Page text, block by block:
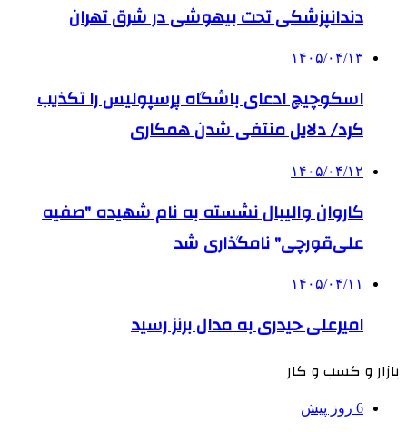
دندانپزشکی تحت بیهوشی در شرق تهران
۱۴۰۵/۰۴/۱۳
اسکوچیچ ادعای باشگاه پرسپولیس را تکذیب
کرد/ دلایل منتفی شدن همکاری
۱۴۰۵/۰۴/۱۲
کاروان والیبال نشسته به نام شهیده "صفیه
علی‌قورچی" نامگذاری شد
۱۴۰۵/۰۴/۱۱
امیرعلی حیدری به مدال برنز رسید
بازار و کسب و کار
6 روز پیش